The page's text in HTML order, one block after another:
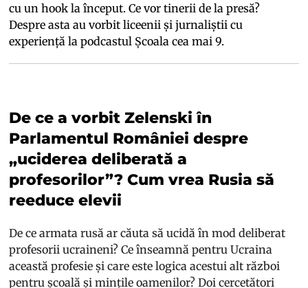
cu un hook la început. Ce vor tinerii de la presă?
Despre asta au vorbit liceenii și jurnaliștii cu
experiență la podcastul Școala cea mai 9.
De ce a vorbit Zelenski în
Parlamentul României despre
„uciderea deliberată a
profesorilor”? Cum vrea Rusia să
reeduce elevii
De ce armata rusă ar căuta să ucidă în mod deliberat
profesorii ucraineni? Ce înseamnă pentru Ucraina
această profesie și care este logica acestui alt război
pentru școală și mințile oamenilor? Doi cercetători